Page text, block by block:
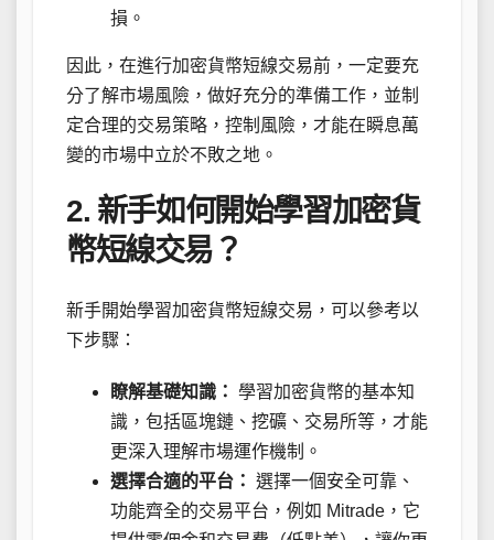
損。
因此，在進行加密貨幣短線交易前，一定要充
分了解市場風險，做好充分的準備工作，並制
定合理的交易策略，控制風險，才能在瞬息萬
變的市場中立於不敗之地。
2. 新手如何開始學習加密貨
幣短線交易？
新手開始學習加密貨幣短線交易，可以參考以
下步驟：
瞭解基礎知識： 學習加密貨幣的基本知
識，包括區塊鏈、挖礦、交易所等，才能
更深入理解市場運作機制。
選擇合適的平台： 選擇一個安全可靠、
功能齊全的交易平台，例如 Mitrade，它